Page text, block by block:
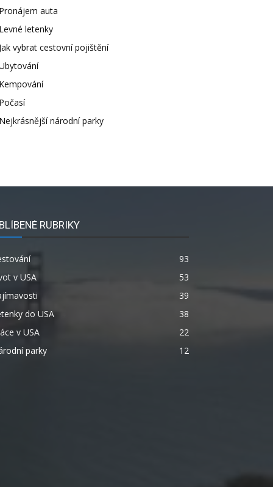
auta
letenky
vybrat cestovní pojištění
národní parky
RUBRIKY
93
v USA
53
39
do USA
38
v USA
22
parky
12